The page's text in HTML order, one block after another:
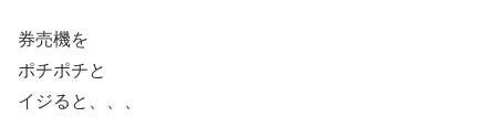
券売機を
ポチポチと
イジると、、、